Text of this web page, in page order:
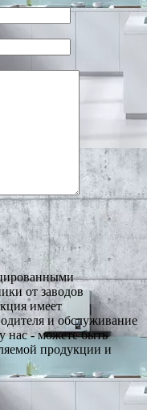
от заводов
имеет
и обслуживание
нас - можете быть
продукции и